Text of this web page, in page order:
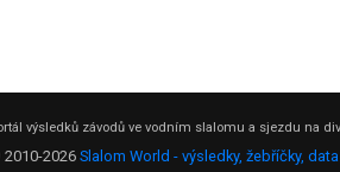
výsledků závodů ve vodním slalomu a sjezdu na
2026 Slalom World - výsledky, žebříčky, data